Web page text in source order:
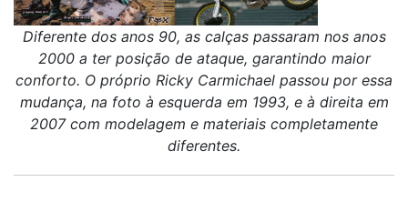
Diferente dos anos 90, as calças passaram nos anos
2000 a ter posição de ataque, garantindo maior
conforto. O próprio Ricky Carmichael passou por essa
mudança, na foto à esquerda em 1993, e à direita em
2007 com modelagem e materiais completamente
diferentes.